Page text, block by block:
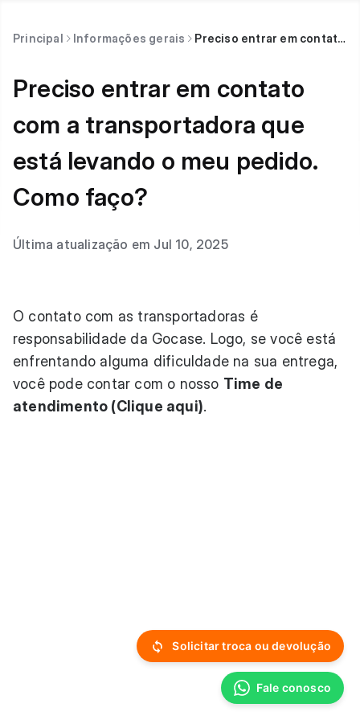
Principal Informações gerais Preciso entrar em contato com a transportadora que está levando o meu pedido. Como faço?
Preciso entrar em contato
com a transportadora que
está levando o meu pedido.
Como faço?
Última atualização em Jul 10, 2025
O contato com as transportadoras é
responsabilidade da Gocase. Logo, se você está
enfrentando alguma dificuldade na sua entrega,
você pode contar com o nosso Time de
atendimento (Clique aqui).
Fale conosco
Solicitar troca ou devolução